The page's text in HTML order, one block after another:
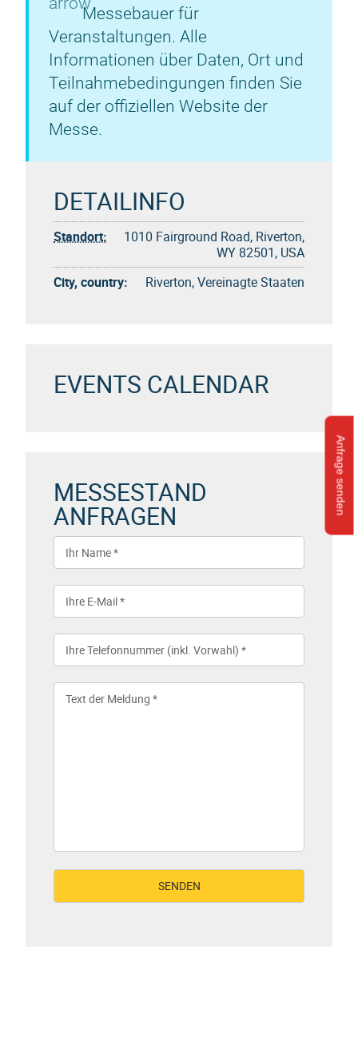
Anfrage senden
Messebauer für
Veranstaltungen. Alle
Informationen über Daten, Ort und
Teilnahmebedingungen finden Sie
auf der offiziellen Website der
Messe.
DETAILINFO
Standort:
1010 Fairground Road, Riverton,
WY 82501, USA
City, country:
Riverton, Vereinagte Staaten
EVENTS CALENDAR
MESSESTAND
ANFRAGEN